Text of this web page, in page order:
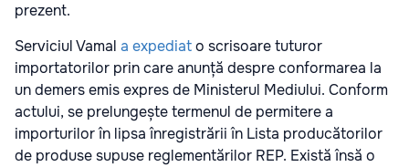
prezent.
Serviciul Vamal a expediato scrisoare tuturor
importatorilor prin care anunță despre conformarea la
un demers emis expres de Ministerul Mediului. Conform
actului, se prelungește termenul de permitere a
importurilor în lipsa înregistrării în Lista producătorilor
de produse supuse reglementărilor REP. Există însă o